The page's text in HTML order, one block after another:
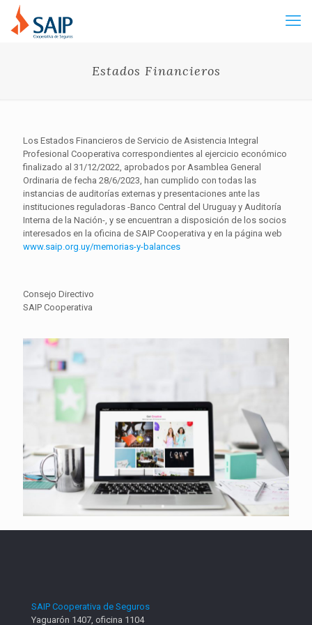
Estados Financieros
Los Estados Financieros de Servicio de Asistencia Integral
Profesional Cooperativa correspondientes al ejercicio económico
finalizado al 31/12/2022, aprobados por Asamblea General
Ordinaria de fecha 28/6/2023, han cumplido con todas las
instancias de auditorías externas y presentaciones ante las
instituciones reguladoras -Banco Central del Uruguay y Auditoría
Interna de la Nación-, y se encuentran a disposición de los socios
interesados en la oficina de SAIP Cooperativa y en la página web
www.saip.org.uy/memorias-y-balances
Consejo Directivo
SAIP Cooperativa
SAIP Cooperativa de Seguros
Yaguarón 1407, oficina 1104